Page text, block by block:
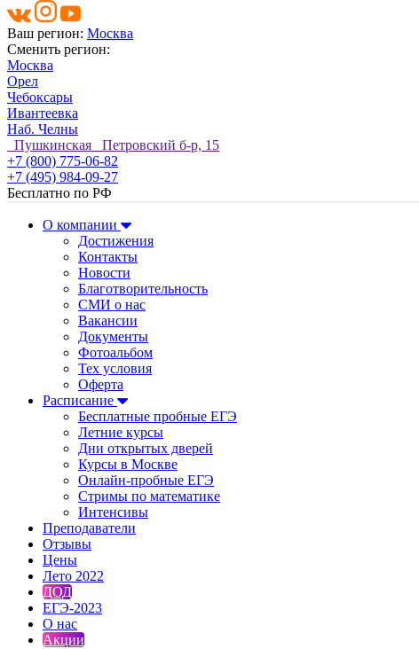
Ваш регион: Москва
Сменить регион:
Москва
Орел
Чебоксары
Ивантеевка
Наб. Челны
Пушкинская Петровский б-р, 15
+7 (800) 775-06-82
+7 (495) 984-09-27
Бесплатно по РФ
О компании
Достижения
Контакты
Новости
Благотворительность
СМИ о нас
Вакансии
Документы
Фотоальбом
Тех условия
Оферта
Расписание
Бесплатные пробные ЕГЭ
Летние курсы
Дни открытых дверей
Курсы в Москве
Онлайн-пробные ЕГЭ
Стримы по математике
Интенсивы
Преподаватели
Отзывы
Цены
Лето 2022
ДОД
ЕГЭ-2023
О нас
Акции